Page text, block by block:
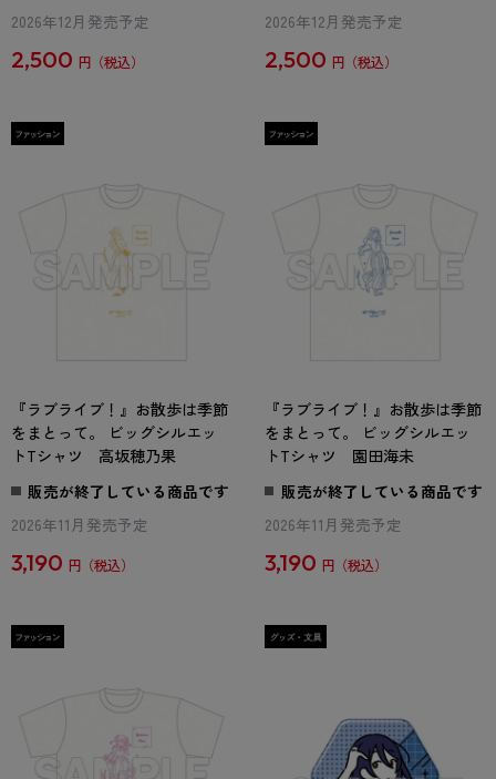
2026年12月発売予定
2,500 円
2026年12月発売予定
2,500 円
『ラブライブ！』お散歩は季節
をまとって。 ビッグシルエッ
トTシャツ 高坂穂乃果
販売が終了している商品です
2026年11月発売予定
3,190 円
『ラブライブ！』お散歩は季節
をまとって。 ビッグシルエッ
トTシャツ 園田海未
販売が終了している商品です
2026年11月発売予定
3,190 円